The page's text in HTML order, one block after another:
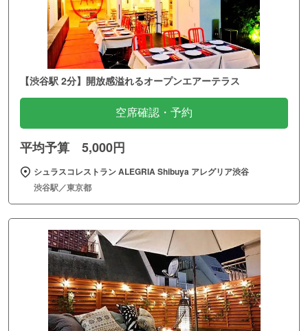
【渋谷駅 2分】開放感溢れるオープンエアーテラス
空席確認・予約
平均予算 5,000円
シュラスコレストラン ALEGRIA Shibuya アレグリア渋谷
渋谷駅／東京都